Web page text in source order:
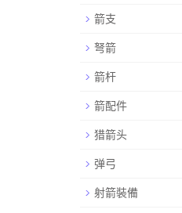
箭支
弩箭
箭杆
箭配件
猎箭头
弹弓
射箭裝備